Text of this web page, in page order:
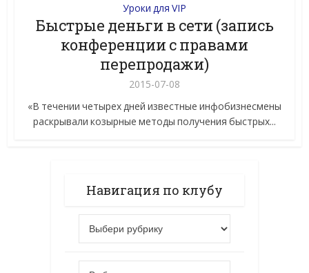
Уроки для VIP
Быстрые деньги в сети (запись
конференции с правами
перепродажи)
2015-07-08
«В течении четырех дней известные инфобизнесмены
раскрывали козырные методы получения быстрых...
Навигация по клубу